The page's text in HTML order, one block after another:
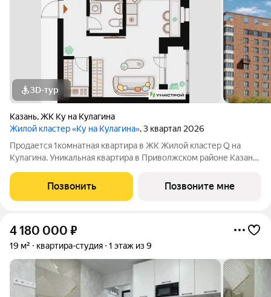
3D-тур
Казань,ЖК Ку на Кулагина
Жилой кластер «Ку на Кулагина», 3 квартал 2026
Продается 1комнатная квартира в ЖК Жилой кластер Q на
Кулагина. Уникальная квартира в Приволжском районе Казани,
Собственный детский сад, школа, дворы-парки с сенсорными
игровыми и
Позвонить Позвоните мне
4 180 000 ₽
19 м² квартира-студия 1 этаж из 9